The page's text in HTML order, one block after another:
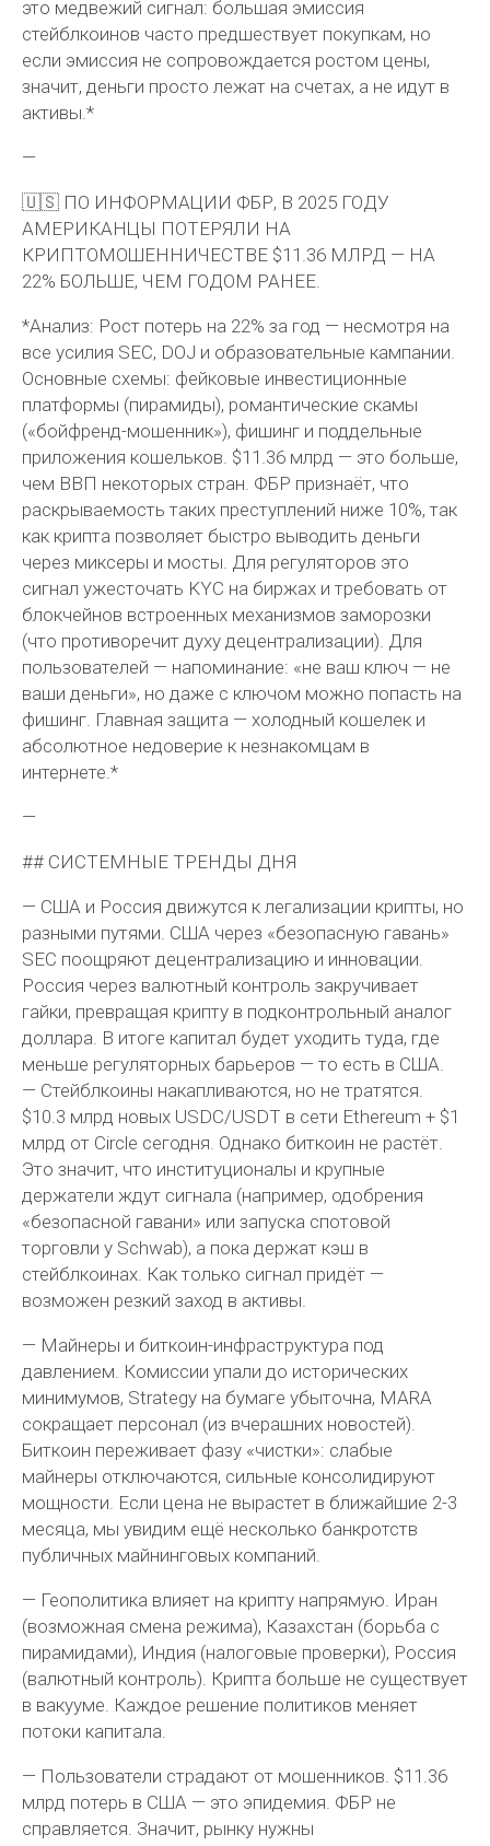
это медвежий сигнал: большая эмиссия
стейблкоинов часто предшествует покупкам, но
если эмиссия не сопровождается ростом цены,
значит, деньги просто лежат на счетах, а не идут в
активы.*
—
🇺🇸 ПО ИНФОРМАЦИИ ФБР, В 2025 ГОДУ
АМЕРИКАНЦЫ ПОТЕРЯЛИ НА
КРИПТОМОШЕННИЧЕСТВЕ $11.36 МЛРД — НА
22% БОЛЬШЕ, ЧЕМ ГОДОМ РАНЕЕ.
*Анализ: Рост потерь на 22% за год — несмотря на
все усилия SEC, DOJ и образовательные кампании.
Основные схемы: фейковые инвестиционные
платформы (пирамиды), романтические скамы
(«бойфренд-мошенник»), фишинг и поддельные
приложения кошельков. $11.36 млрд — это больше,
чем ВВП некоторых стран. ФБР признаёт, что
раскрываемость таких преступлений ниже 10%, так
как крипта позволяет быстро выводить деньги
через миксеры и мосты. Для регуляторов это
сигнал ужесточать KYC на биржах и требовать от
блокчейнов встроенных механизмов заморозки
(что противоречит духу децентрализации). Для
пользователей — напоминание: «не ваш ключ — не
ваши деньги», но даже с ключом можно попасть на
фишинг. Главная защита — холодный кошелек и
абсолютное недоверие к незнакомцам в
интернете.*
—
## СИСТЕМНЫЕ ТРЕНДЫ ДНЯ
— США и Россия движутся к легализации крипты, но
разными путями. США через «безопасную гавань»
SEC поощряют децентрализацию и инновации.
Россия через валютный контроль закручивает
гайки, превращая крипту в подконтрольный аналог
доллара. В итоге капитал будет уходить туда, где
меньше регуляторных барьеров — то есть в США.
— Стейблкоины накапливаются, но не тратятся.
$10.3 млрд новых USDC/USDT в сети Ethereum + $1
млрд от Circle сегодня. Однако биткоин не растёт.
Это значит, что институционалы и крупные
держатели ждут сигнала (например, одобрения
«безопасной гавани» или запуска спотовой
торговли у Schwab), а пока держат кэш в
стейблкоинах. Как только сигнал придёт —
возможен резкий заход в активы.
— Майнеры и биткоин-инфраструктура под
давлением. Комиссии упали до исторических
минимумов, Strategy на бумаге убыточна, MARA
сокращает персонал (из вчерашних новостей).
Биткоин переживает фазу «чистки»: слабые
майнеры отключаются, сильные консолидируют
мощности. Если цена не вырастет в ближайшие 2-3
месяца, мы увидим ещё несколько банкротств
публичных майнинговых компаний.
— Геополитика влияет на крипту напрямую. Иран
(возможная смена режима), Казахстан (борьба с
пирамидами), Индия (налоговые проверки), Россия
(валютный контроль). Крипта больше не существует
в вакууме. Каждое решение политиков меняет
потоки капитала.
— Пользователи страдают от мошенников. $11.36
млрд потерь в США — это эпидемия. ФБР не
справляется. Значит, рынку нужны